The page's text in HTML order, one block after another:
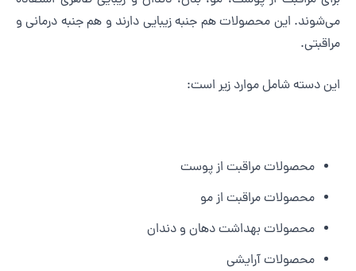
این محصولات هم جنبه زیبایی دارند و هم جنبه درمانی و
دسته شامل موارد زیر است:
محصولات مراقبت از پوست
محصولات مراقبت از مو
محصولات بهداشت دهان و دندان
محصولات آرایشی